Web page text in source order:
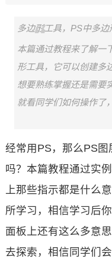
多边形工具，PS中多
本篇通过教程来了解一
形工具，它可以创建多
想要熟练掌握还是需要
就看同学们如何操作了
经常用PS，那么PS
吗？本篇教程通过实
上那些指示都是什么
所学习，相信学习后
面板上还有这么多意
去探索，相信同学们会